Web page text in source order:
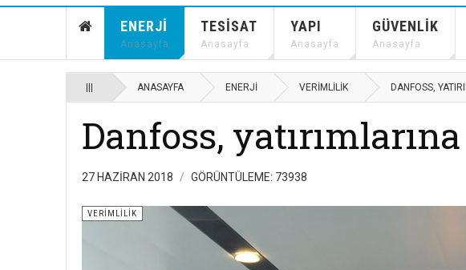
ENERJI
Anasayfa
TESISAT
Anasayfa
YAPI
Anasayfa
GÜVENLIK
Anasayfa
ANASAYFA ENERJI VERIMLILIK DANFOSS,
Danfoss,
27 HAZIRAN 2018 GÖRÜNTÜLEME: 73938
VERIMLILIK